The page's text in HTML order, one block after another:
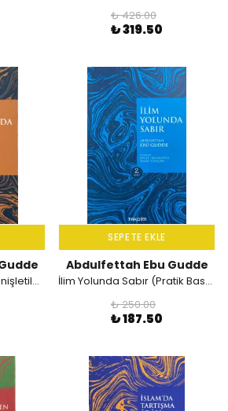
₺ 426.00
₺ 319.50
İlim Yolunda Sabır (Genişletilmiş Baskı)
SEPETE EKLE
Abdulfettah Ebu Gudde
İlim Yolunda Sabır (Pratik Baskı)
₺ 250.00
₺ 187.50